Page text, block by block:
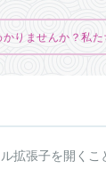
りませんか？私た
拡張子を開くこ